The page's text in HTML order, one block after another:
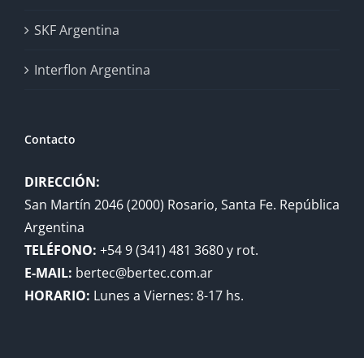
SKF Argentina
Interflon Argentina
Contacto
DIRECCIÓN:
San Martín 2046 (2000) Rosario, Santa Fe. República
Argentina
TELÉFONO: +54 9 (341) 481 3680 y rot.
E-MAIL: bertec@bertec.com.ar
HORARIO: Lunes a Viernes: 8-17 hs.